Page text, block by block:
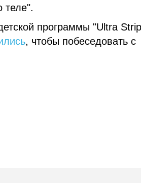
теле".
программы "Ultra
, чтобы побеседовать с